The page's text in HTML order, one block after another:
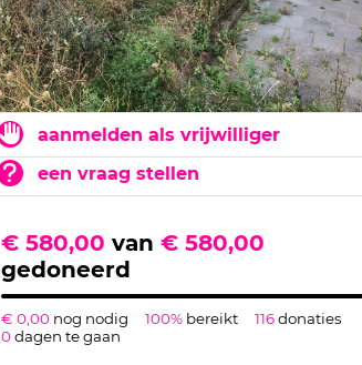
aanmelden als vrijwilliger
een vraag stellen
€ 580,00 van € 580,00
gedoneerd
€ 0,00 nog nodig 100% bereikt 116donaties
0dagen te gaan